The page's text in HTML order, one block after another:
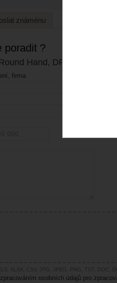
známénu
poradit ?
Hand, DP233BR (1,65
firma
XLSX, CSV, JPG, JPEG, PNG, TXT, DOC,
osobních údajů pro